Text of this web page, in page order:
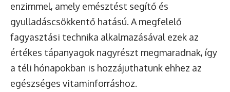
enzimmel, amely emésztést segítő és
gyulladáscsökkentő hatású. A megfelelő
fagyasztási technika alkalmazásával ezek az
értékes tápanyagok nagyrészt megmaradnak, így
a téli hónapokban is hozzájuthatunk ehhez az
egészséges vitaminforráshoz.